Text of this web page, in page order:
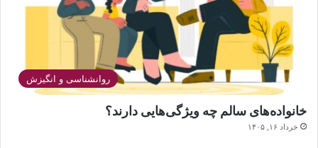
روانشناسی و انگیزش
خانواده‌های سالم چه ویژگی‌هایی دارند؟
خرداد ۱۶, ۱۴۰۵